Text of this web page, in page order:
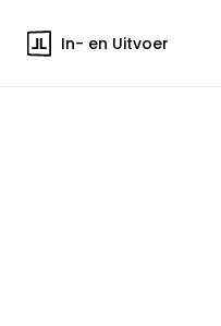
In- en Uitvoer